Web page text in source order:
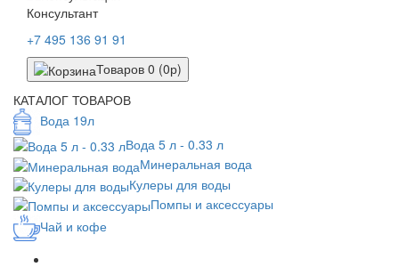
Консультант
+7 495 136 91 91
Товаров 0 (0р)
КАТАЛОГ ТОВАРОВ
Вода 19л
Вода 5 л - 0.33 л
Минеральная вода
Кулеры для воды
Помпы и аксессуары
Чай и кофе